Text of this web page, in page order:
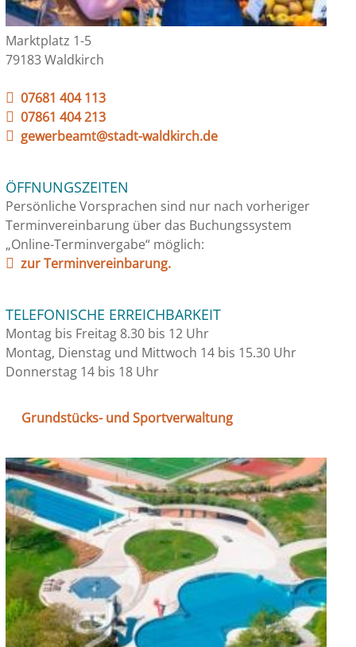
Marktplatz 1-5
79183 Waldkirch
07681 404 113
07861 404 213
gewerbeamt@stadt-waldkirch.de
ÖFFNUNGSZEITEN
Persönliche Vorsprachen sind nur nach vorheriger
Terminvereinbarung über das Buchungssystem
„Online-Terminvergabe“ möglich:
zur Terminvereinbarung.
TELEFONISCHE ERREICHBARKEIT
Montag bis Freitag 8.30 bis 12 Uhr
Montag, Dienstag und Mittwoch 14 bis 15.30 Uhr
Donnerstag 14 bis 18 Uhr
Grundstücks- und Sportverwaltung